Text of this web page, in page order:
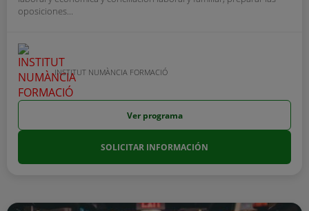
oposiciones...
INSTITUT NUMÀNCIA FORMACIÓ
Ver programa
SOLICITAR INFORMACIÓN